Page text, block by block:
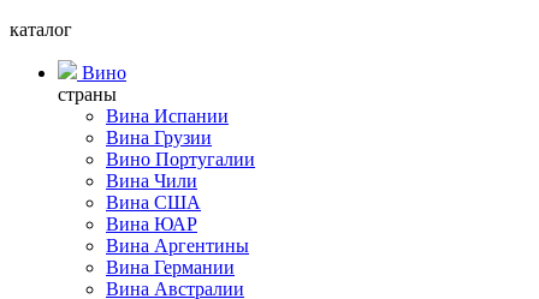
каталог
Вино
страны
Вина Испании
Вина Грузии
Вино Португалии
Вина Чили
Вина США
Вина ЮАР
Вина Аргентины
Вина Германии
Вина Австралии